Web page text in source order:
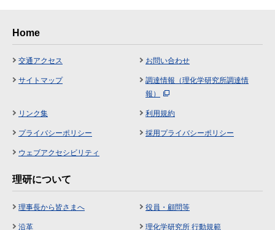
Home
交通アクセス お問い合わせ
サイトマップ
調達情報（理化学研究所調達情
報）
リンク集 利用規約
プライバシーポリシー 採用プライバシーポリシー
ウェブアクセシビリティ
理研について
理事長から皆さまへ 役員・顧問等
沿革 理化学研究所 行動規範